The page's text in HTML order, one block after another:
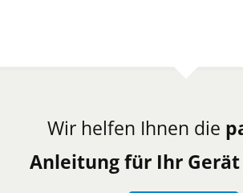
Wir helfen Ihnen die
Anleitung für Ihr Gerät